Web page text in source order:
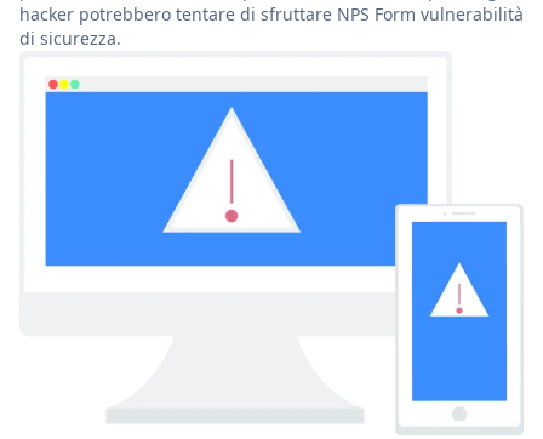
hacker potrebbero tentare di sfruttare NPS Form vulnerabilità
di sicurezza.